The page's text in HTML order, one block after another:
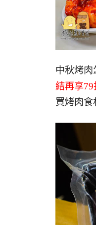
中秋烤肉
結再享79
買烤肉食